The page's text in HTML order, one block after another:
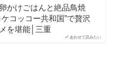
あわせて読みたい
かけごはんと絶品鳥焼
ケコッコー共和国”で贅沢
を堪能│三重